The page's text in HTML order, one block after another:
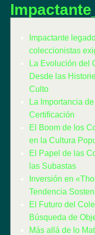
Impactante
coleccionistas
La Evolución del
Desde las
Culto
La Importancia
Certificación
El Boom de los
en la Cultura
El Papel de las
las Subastas
Inversión en
Tendencia
El Futuro del
Búsqueda de
Más allá de lo